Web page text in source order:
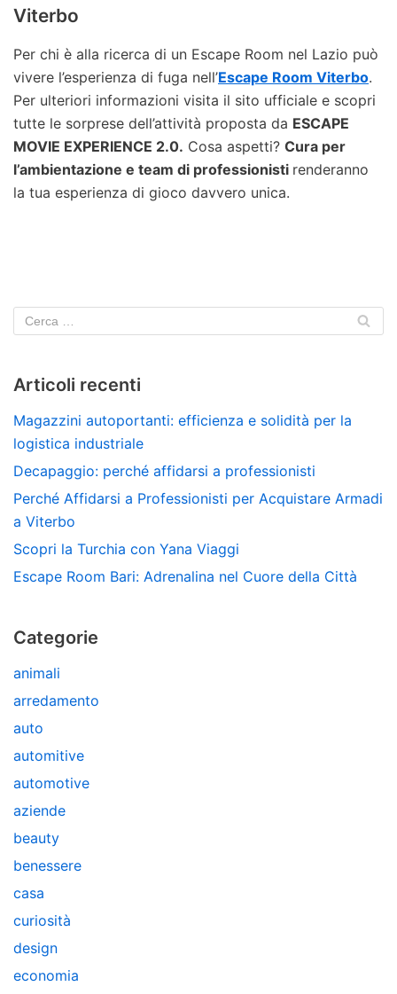
Viterbo
Per chi è alla ricerca di un Escape Room nel Lazio può
vivere l’esperienza di fuga nell’Escape Room Viterbo.
Per ulteriori informazioni visita il sito ufficiale e scopri
tutte le sorprese dell’attività proposta da ESCAPE
MOVIE EXPERIENCE 2.0. Cosa aspetti? Cura per
l’ambientazione e team di professionisti renderanno
la tua esperienza di gioco davvero unica.
Articoli recenti
Magazzini autoportanti: efficienza e solidità per la
logistica industriale
Decapaggio: perché affidarsi a professionisti
Perché Affidarsi a Professionisti per Acquistare Armadi
a Viterbo
Scopri la Turchia con Yana Viaggi
Escape Room Bari: Adrenalina nel Cuore della Città
Categorie
animali
arredamento
auto
automitive
automotive
aziende
beauty
benessere
casa
curiosità
design
economia